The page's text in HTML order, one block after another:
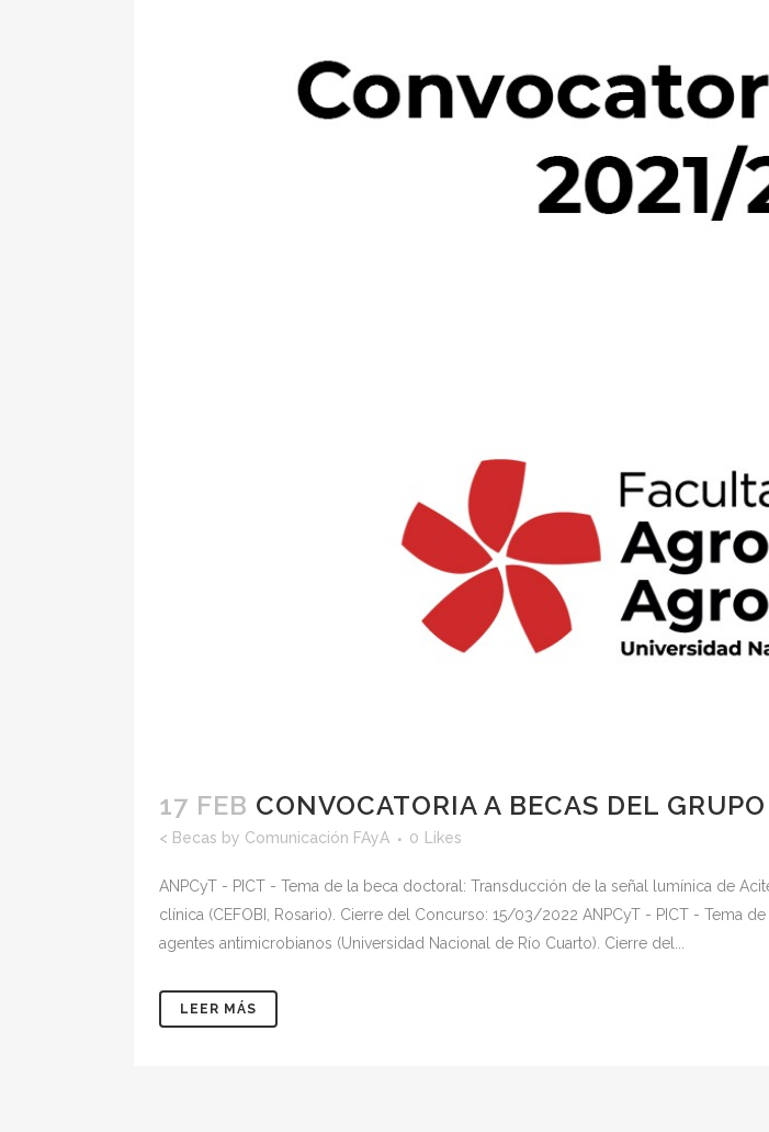
17 FEB CONVOCATORIA A BECAS DEL
< Becas by Comunicación FAyA 0 Likes
ANPCyT - PICT - Tema de la beca doctoral: Transducción de la señal lumínica de
clínica (CEFOBI, Rosario). Cierre del Concurso: 15/03/2022 ANPCyT - PICT - Tema
agentes antimicrobianos (Universidad Nacional de Río Cuarto). Cierre del...
LEER MÁS